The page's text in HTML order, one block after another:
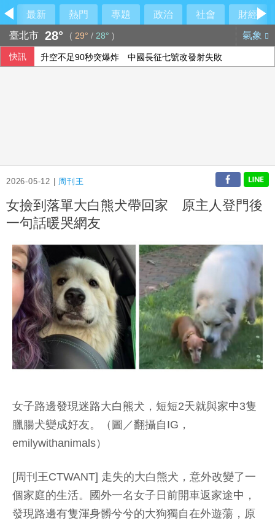
最新 熱門 專題 政治 社會
財經
臺北市 28° ( 29° / 28° ) 氣象
快訊 升空不足90秒突爆炸 中國長征七號改發射失敗
2026-05-12 | 周刊王
女撿到落單大白熊犬帶回家 原主人登門後
一句話暖哭網友
女子路邊發現迷路大白熊犬，短短2天就與家中3隻
臘腸犬變成好友。（圖／翻攝自IG，
emilywithanimals）
[周刊王CTWANT] 走失的大白熊犬，意外改變了一
個家庭的生活。國外一名女子日前開車返家途中，
發現路邊有隻渾身髒兮兮的大狗獨自在外遊蕩，原